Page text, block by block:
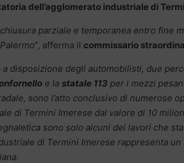
dell’agglomerato industriale di
parziale e temporanea entro fine
”, afferma il commissario
disposizione degli automobilisti, due
e la statale 113 per i mezzi
sono l’atto conclusivo di numerose
di Termini Imerese dal valore di 10
sono solo alcuni dei lavori che
di Termini Imerese rappresenta